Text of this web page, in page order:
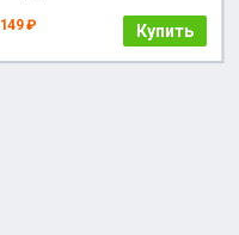
149 ₽ Купить